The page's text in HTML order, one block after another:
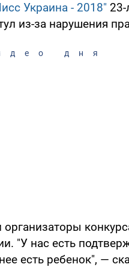
Украина - 2018" 23-
из-за нарушения
дня
"У нас есть
есть ребенок", —